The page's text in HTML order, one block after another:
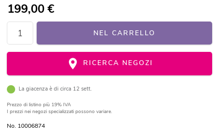
199,00€
NEL CARRELLO
RICERCA NEGOZI
La giacenza è di circa 12 sett.
Prezzo di listino più 19% IVA
I prezzi nei negozi specializzati possono variare.
No. 10006874